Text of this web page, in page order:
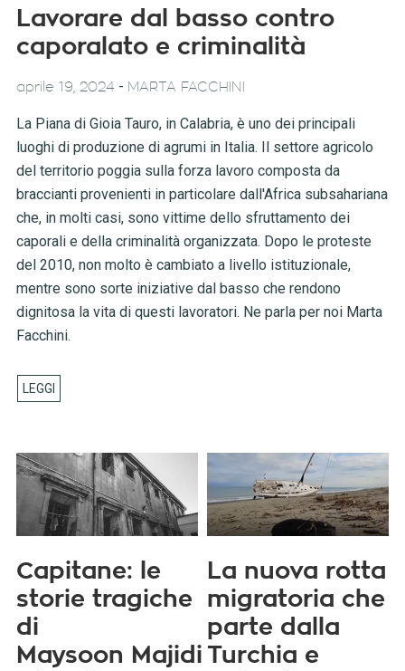
Lavorare dal basso contro
caporalato e criminalità
aprile 19, 2024 - MARTA FACCHINI
La Piana di Gioia Tauro, in Calabria, è uno dei principali
luoghi di produzione di agrumi in Italia. Il settore agricolo
del territorio poggia sulla forza lavoro composta da
braccianti provenienti in particolare dall'Africa subsahariana
che, in molti casi, sono vittime dello sfruttamento dei
caporali e della criminalità organizzata. Dopo le proteste
del 2010, non molto è cambiato a livello istituzionale,
mentre sono sorte iniziative dal basso che rendono
dignitosa la vita di questi lavoratori. Ne parla per noi Marta
Facchini.
Capitane: le
storie tragiche
di
Maysoon Majidi
La nuova rotta
migratoria che
parte dalla
Turchia e